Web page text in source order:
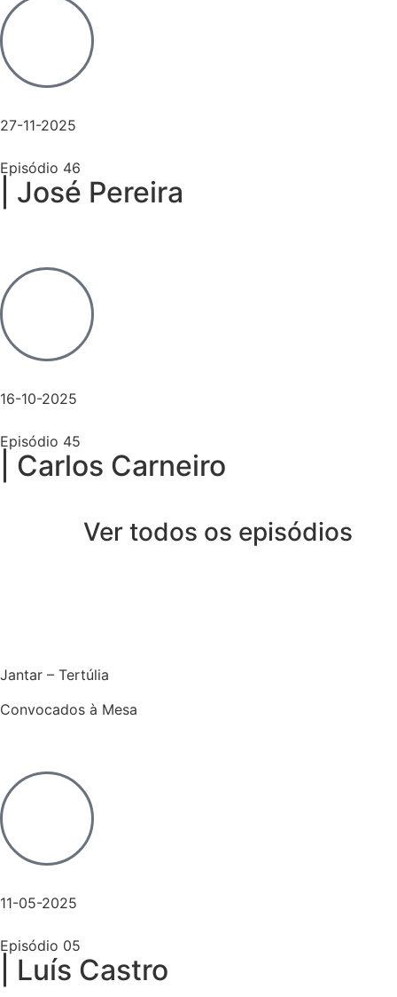
27-11-2025
Episódio 46
| José Pereira
16-10-2025
Episódio 45
| Carlos Carneiro
Ver todos os episódios
Jantar – Tertúlia
Convocados à Mesa
11-05-2025
Episódio 05
| Luís Castro